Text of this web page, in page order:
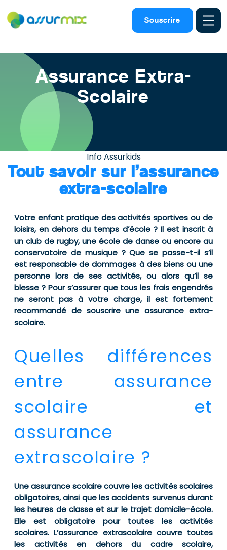
Souscrire
Assurance scolaire Assurance extra scolaire
Assurance Extra-
Scolaire
Info Assurkids
Tout savoir sur l’assurance
extra-scolaire
Votre enfant pratique des activités sportives ou de
loisirs, en dehors du temps d’école ? Il est inscrit à
un club de rugby, une école de danse ou encore au
conservatoire de musique ? Que se passe-t-il s’il
est responsable de dommages à des biens ou une
personne lors de ses activités, ou alors qu’il se
blesse ? Pour s’assurer que tous les frais engendrés
ne seront pas à votre charge, il est fortement
recommandé de souscrire une assurance extra-
scolaire.
Quelles différences
entre assurance
scolaire et
assurance
extrascolaire ?
Une assurance scolaire couvre les activités scolaires
obligatoires, ainsi que les accidents survenus durant
les heures de classe et sur le trajet domicile-école.
Elle est obligatoire pour toutes les activités
scolaires. L’assurance extrascolaire couvre toutes
les activités en dehors du cadre scolaire,